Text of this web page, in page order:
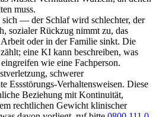
muss.
sich — der Schlaf wird schlechter, der
sozialer Rückzug nimmt zu, das
oder in der Familie sinkt. Die
eine KI kann beschreiben, was
wie eine Fachperson.
schwerer
Essstörungs-Verhaltensweisen. Diese
Beziehung mit Kontinuität,
rechtlichen Gewicht klinischer